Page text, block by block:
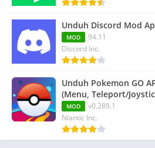
Unduh Discord Mod
MOD
94.11
Discord Inc.
Unduh Pokemon GO
(Menu, Teleport/
MOD
v0.289.1
Niantic Inc.